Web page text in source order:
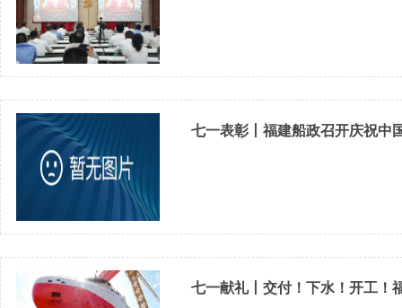
七一表彰丨福建船政召开庆祝中
七一献礼丨交付！下水！开工！